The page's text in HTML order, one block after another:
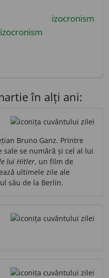
izocronism
în alți ani:
Bruno Ganz. Printre
se numără și cel al lui
lui Hitler, un film de
ultimele zile ale
său de la Berlin.